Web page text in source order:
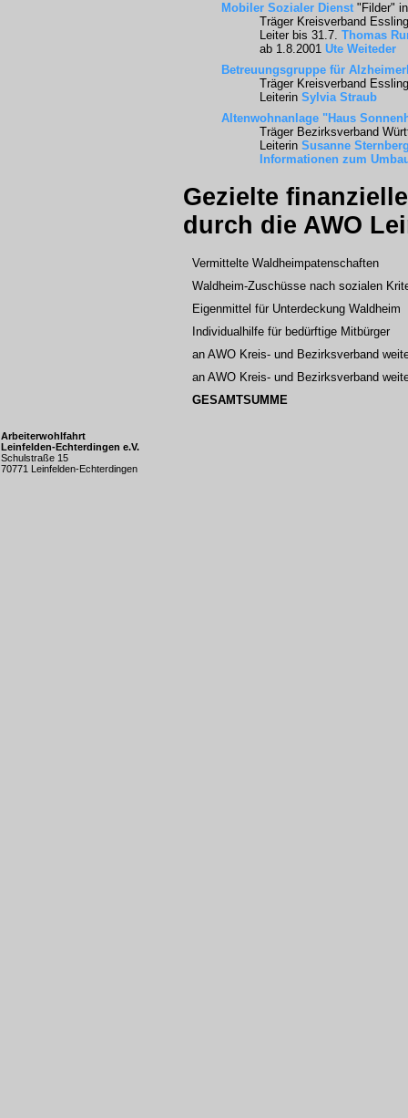
Mobiler Sozialer Dienst "Filder"
Träger Kreisverband
Leiter bis 31.7. Thomas
ab 1.8.2001 Ute Weiteder
Betreuungsgruppe für
Träger Kreisverband
Leiterin Sylvia Straub
Altenwohnanlage "Haus
Träger Bezirksverband
Leiterin Susanne
Informationen zum
Gezielte
durch die AWO
Vermittelte Waldheimpatenschaften
Waldheim-Zuschüsse nach sozialen
Eigenmittel für Unterdeckung Waldheim
Individualhilfe für bedürftige Mitbürger
an AWO Kreis- und Bezirksverband
an AWO Kreis- und Bezirksverband
GESAMTSUMME
Arbeiterwohlfahrt
Leinfelden-Echterdingen e.V.
Schulstraße 15
70771 Leinfelden-Echterdingen